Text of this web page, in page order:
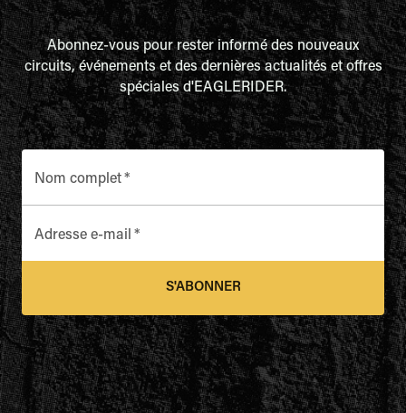
Abonnez-vous pour rester informé des nouveaux
circuits, événements et des dernières actualités et offres
spéciales d'EAGLERIDER.
Nom complet*
Adresse e-mail *
S'ABONNER